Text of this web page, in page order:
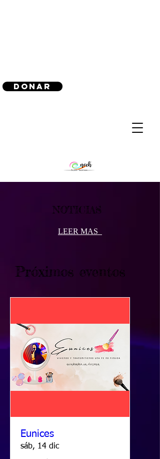
Donar
NOTICIAS
LEER MAS
Próximos eventos
Eunices
sáb, 14 dic